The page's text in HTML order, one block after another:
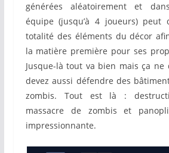
générées aléatoirement et
équipe (jusqu’à 4 joueurs) peut
totalité des éléments du décor
la matière première pour ses
Jusque-là tout va bien mais ça ne
devez aussi défendre des
zombis. Tout est là :
massacre de zombis et
impressionnante.